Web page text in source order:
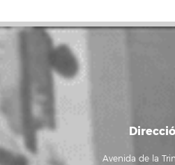
Avenida de la